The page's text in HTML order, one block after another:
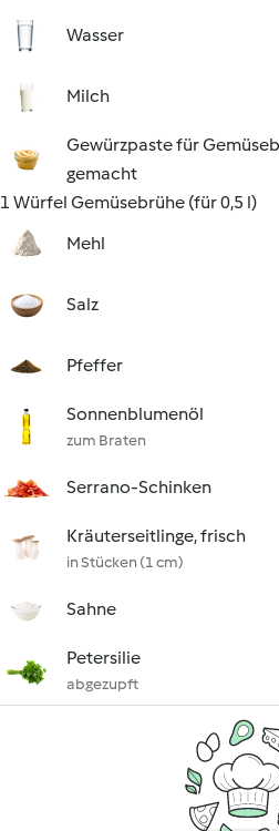
Wasser
Milch
Gewürzpaste für
gemacht
1 Würfel Gemüsebrühe (für 0,5 l)
Mehl
Salz
Pfeffer
Sonnenblumenöl
zum Braten
Serrano-Schinken
Kräuterseitlinge, frisch
in Stücken (1 cm)
Sahne
Petersilie
abgezupft